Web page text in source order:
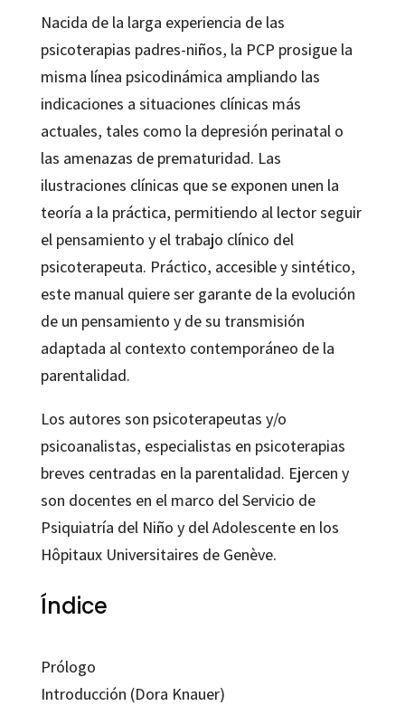
Nacida de la larga experiencia de las
psicoterapias padres-niños, la PCP prosigue la
misma línea psicodinámica ampliando las
indicaciones a situaciones clínicas más
actuales, tales como la depresión perinatal o
las amenazas de prematuridad. Las
ilustraciones clínicas que se exponen unen la
teoría a la práctica, permitiendo al lector seguir
el pensamiento y el trabajo clínico del
psicoterapeuta. Práctico, accesible y sintético,
este manual quiere ser garante de la evolución
de un pensamiento y de su transmisión
adaptada al contexto contemporáneo de la
parentalidad.
Los autores son psicoterapeutas y/o
psicoanalistas, especialistas en psicoterapias
breves centradas en la parentalidad. Ejercen y
son docentes en el marco del Servicio de
Psiquiatría del Niño y del Adolescente en los
Hôpitaux Universitaires de Genève.
Índice
Prólogo
Introducción (Dora Knauer)